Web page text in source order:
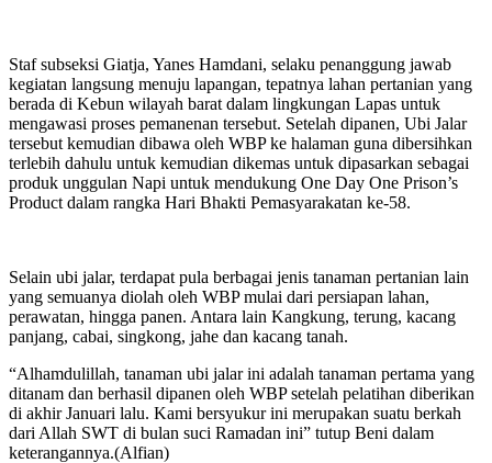
Staf subseksi Giatja, Yanes Hamdani, selaku penanggung jawab
kegiatan langsung menuju lapangan, tepatnya lahan pertanian yang
berada di Kebun wilayah barat dalam lingkungan Lapas untuk
mengawasi proses pemanenan tersebut. Setelah dipanen, Ubi Jalar
tersebut kemudian dibawa oleh WBP ke halaman guna dibersihkan
terlebih dahulu untuk kemudian dikemas untuk dipasarkan sebagai
produk unggulan Napi untuk mendukung One Day One Prison’s
Product dalam rangka Hari Bhakti Pemasyarakatan ke-58.
Selain ubi jalar, terdapat pula berbagai jenis tanaman pertanian lain
yang semuanya diolah oleh WBP mulai dari persiapan lahan,
perawatan, hingga panen. Antara lain Kangkung, terung, kacang
panjang, cabai, singkong, jahe dan kacang tanah.
“Alhamdulillah, tanaman ubi jalar ini adalah tanaman pertama yang
ditanam dan berhasil dipanen oleh WBP setelah pelatihan diberikan
di akhir Januari lalu. Kami bersyukur ini merupakan suatu berkah
dari Allah SWT di bulan suci Ramadan ini” tutup Beni dalam
keterangannya.(Alfian)